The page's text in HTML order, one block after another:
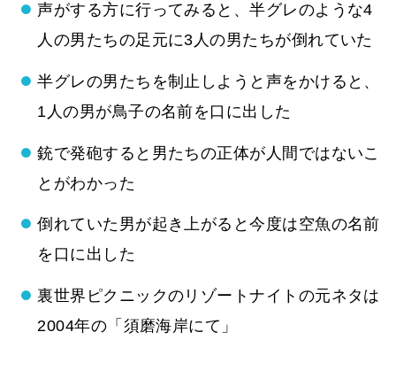
声がする方に行ってみると、半グレのような4
人の男たちの足元に3人の男たちが倒れていた
半グレの男たちを制止しようと声をかけると、
1人の男が鳥子の名前を口に出した
銃で発砲すると男たちの正体が人間ではないこ
とがわかった
倒れていた男が起き上がると今度は空魚の名前
を口に出した
裏世界ピクニックのリゾートナイトの元ネタは
2004年の「須磨海岸にて」